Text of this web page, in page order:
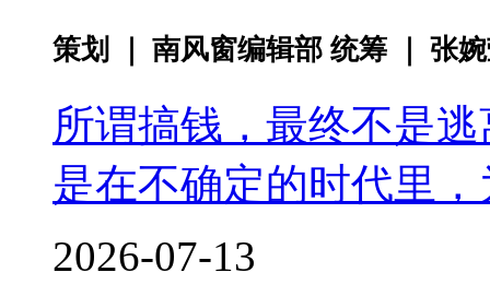
策划 ｜ 南风窗编辑部 统筹 ｜ 张
所谓搞钱，最终不是
是在不确定的时代里
2026-07-13